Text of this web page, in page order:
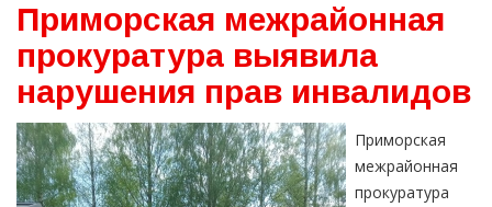
Приморская межрайонная
прокуратура выявила
нарушения прав инвалидов
Приморская
межрайонная
прокуратура